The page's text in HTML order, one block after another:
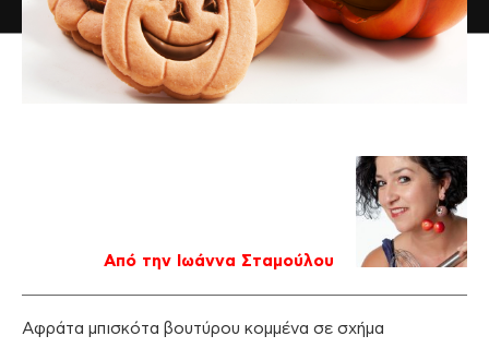
Από την Ιωάννα Σταμούλου
Αφράτα μπισκότα βουτύρου κομμένα σε σχήμα